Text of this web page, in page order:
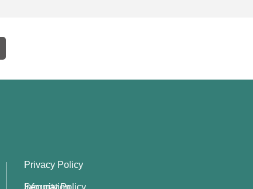
Privacy Policy
Information Security Policy